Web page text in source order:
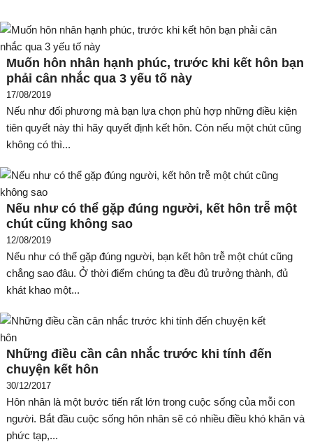
Muốn hôn nhân hạnh phúc, trước khi kết hôn bạn
phải cân nhắc qua 3 yếu tố này
17/08/2019
Nếu như đối phương mà bạn lựa chọn phù hợp những điều kiện
tiên quyết này thì hãy quyết định kết hôn. Còn nếu một chút cũng
không có thì...
Nếu như có thể gặp đúng người, kết hôn trễ một
chút cũng không sao
12/08/2019
Nếu như có thể gặp đúng người, bạn kết hôn trễ một chút cũng
chẳng sao đâu. Ở thời điểm chúng ta đều đủ trưởng thành, đủ
khát khao một...
Những điều cần cân nhắc trước khi tính đến
chuyện kết hôn
30/12/2017
Hôn nhân là một bước tiến rất lớn trong cuộc sống của mỗi con
người. Bắt đầu cuộc sống hôn nhân sẽ có nhiều điều khó khăn và
phức tạp,...